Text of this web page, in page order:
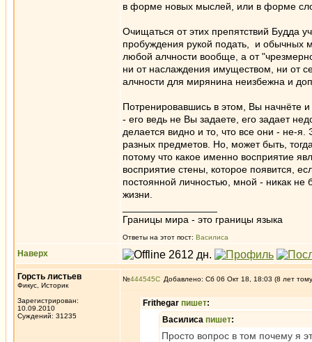
в форме новых мыслей, или в форме
Очищаться от этих препятствий Будда
пробуждения рукой подать, и обычных
любой алчности вообще, а от
ни от наслаждения имуществом, ни от
алчности для мирянина неизбежна и
Потренировавшись в этом, Вы начнёте
- его ведь не Вы задаете, его задает
делается видно и то, что все они - не-
разных предметов. Но, может быть,
потому что какое именно восприятие
восприятие стены, которое появится,
постоянной личностью, мной - никак
жизни.
Границы мира - это границы языка
Ответы на этот пост: Василиса
Наверх
Горсть листьев
Фикус, Историк
Зарегистрирован:
10.09.2010
Суждений: 31235
№444545 Добавлено: Сб 06 Окт 18, 18:03 (8 лет
Frithegar пишет:
Василиса пишет:
Просто вопрос в том почему я